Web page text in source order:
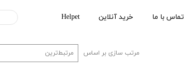
تماس با ما خرید آنلاین Helpet
مرتب سازی بر اساس مرتبط‌ترین